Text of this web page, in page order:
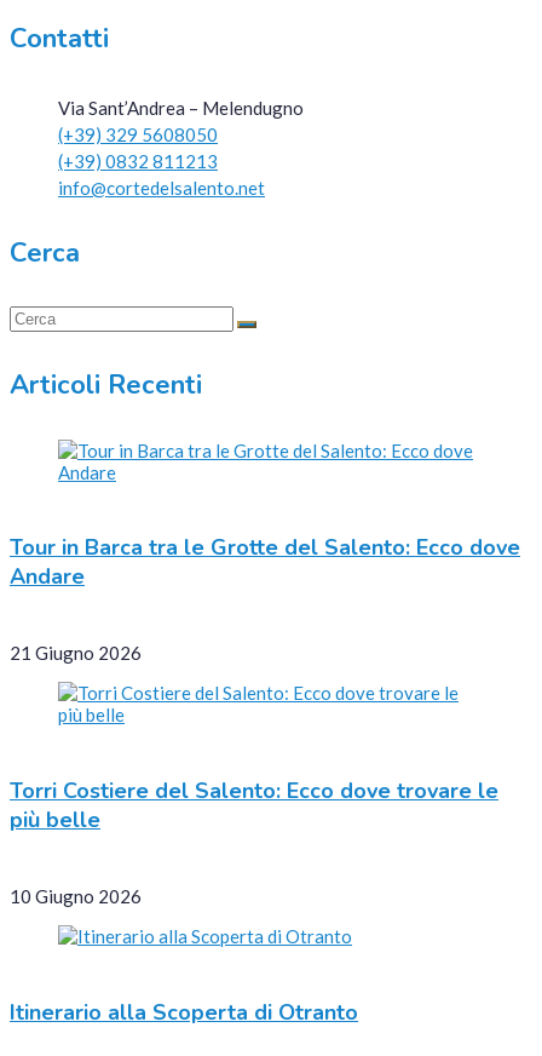
Contatti
Via Sant’Andrea – Melendugno
(+39) 329 5608050
(+39) 0832 811213
info@cortedelsalento.net
Cerca
Articoli Recenti
Tour in Barca tra le Grotte del Salento: Ecco dove
Andare
21 Giugno 2026
Torri Costiere del Salento: Ecco dove trovare le
più belle
10 Giugno 2026
Itinerario alla Scoperta di Otranto